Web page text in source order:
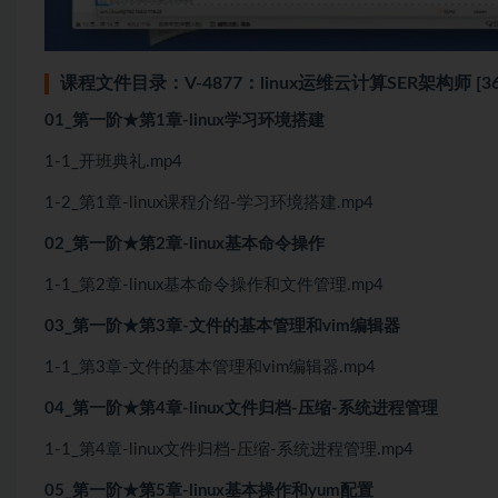
课程文件目录：V-4877：linux运维云计算SER架构师
01_第一阶★第1章-linux学习环境搭建
1-1_开班典礼.mp4
1-2_第1章-linux课程介绍-学习环境搭建.mp4
02_第一阶★第2章-linux基本命令操作
1-1_第2章-linux基本命令操作和文件管理.mp4
03_第一阶★第3章-文件的基本管理和vim编辑器
1-1_第3章-文件的基本管理和vim编辑器.mp4
04_第一阶★第4章-linux文件归档-压缩-系统进程管理
1-1_第4章-linux文件归档-压缩-系统进程管理.mp4
05_第一阶★第5章-linux基本操作和yum配置